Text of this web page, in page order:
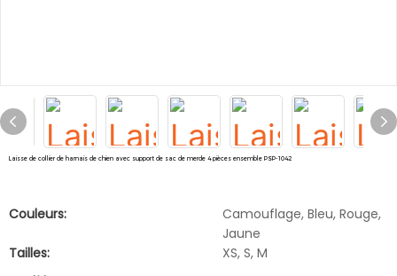
Laisse de collier de harnais de chien avec support de sac de merde 4 pièces ensemble PSP-1042
Couleurs:
Camouflage, Bleu, Rouge,
Jaune
Tailles:
XS, S, M